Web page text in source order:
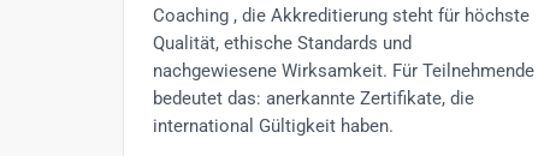
Coaching , die Akkreditierung steht für höchste
Qualität, ethische Standards und
nachgewiesene Wirksamkeit. Für Teilnehmende
bedeutet das: anerkannte Zertifikate, die
international Gültigkeit haben.